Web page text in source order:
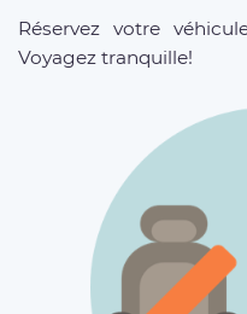
Réservez votre
Voyagez tranquille!